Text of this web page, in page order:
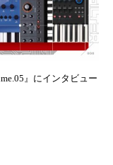
』にインタビュー